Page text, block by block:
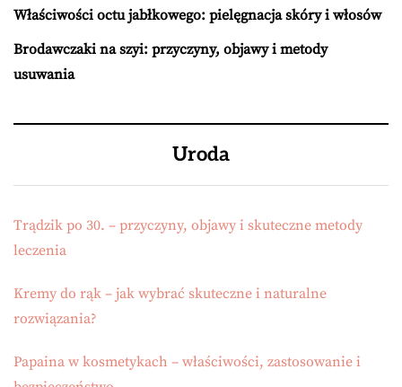
Właściwości octu jabłkowego: pielęgnacja skóry i włosów
Brodawczaki na szyi: przyczyny, objawy i metody
usuwania
Uroda
Trądzik po 30. – przyczyny, objawy i skuteczne metody
leczenia
Kremy do rąk – jak wybrać skuteczne i naturalne
rozwiązania?
Papaina w kosmetykach – właściwości, zastosowanie i